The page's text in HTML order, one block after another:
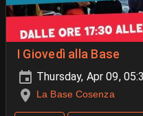
I Giovedì alla Base
Thursday, Apr 09,
La Base Cosenza